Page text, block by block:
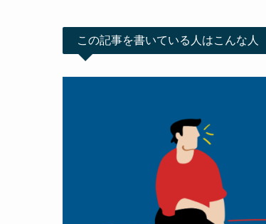
この記事を書いている人はこんな人